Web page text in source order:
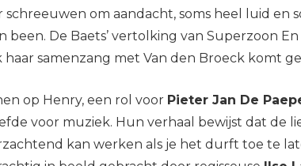
om aandacht, soms heel luid en
been. De Baets’ vertolking van Superzoon
haar samenzang met Van den Broeck komt
op Henry, een rol voor Pieter Jan De
voor muziek. Hun verhaal bewijst dat de
kan werken als je het durft toe te